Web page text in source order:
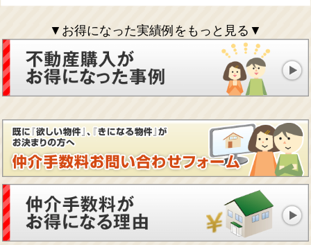
▼お得になった実績例をもっと見る▼